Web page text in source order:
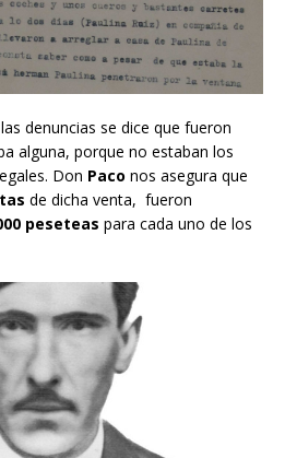
denuncias se dice que fueron
alguna, porque no estaban los
Don Paco nos asegura que
de dicha venta, fueron
peseteas para cada uno de los